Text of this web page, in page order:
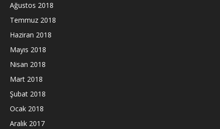
Ağustos 2018
Temmuz 2018
Haziran 2018
Mayıs 2018
Nisan 2018
Mart 2018
Şubat 2018
Ocak 2018
Aralık 2017